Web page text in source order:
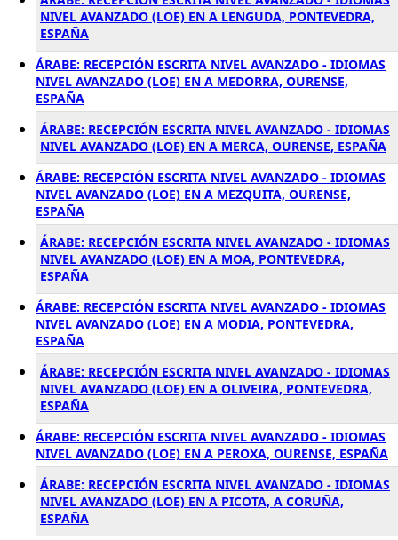
NIVEL AVANZADO (LOE) EN A LENGUDA, PONTEVEDRA,
ESPAÑA
ÁRABE: RECEPCIÓN ESCRITA NIVEL AVANZADO - IDIOMAS
NIVEL AVANZADO (LOE) EN A MEDORRA, OURENSE,
ESPAÑA
ÁRABE: RECEPCIÓN ESCRITA NIVEL AVANZADO - IDIOMAS
NIVEL AVANZADO (LOE) EN A MERCA, OURENSE, ESPAÑA
ÁRABE: RECEPCIÓN ESCRITA NIVEL AVANZADO - IDIOMAS
NIVEL AVANZADO (LOE) EN A MEZQUITA, OURENSE,
ESPAÑA
ÁRABE: RECEPCIÓN ESCRITA NIVEL AVANZADO - IDIOMAS
NIVEL AVANZADO (LOE) EN A MOA, PONTEVEDRA,
ESPAÑA
ÁRABE: RECEPCIÓN ESCRITA NIVEL AVANZADO - IDIOMAS
NIVEL AVANZADO (LOE) EN A MODIA, PONTEVEDRA,
ESPAÑA
ÁRABE: RECEPCIÓN ESCRITA NIVEL AVANZADO - IDIOMAS
NIVEL AVANZADO (LOE) EN A OLIVEIRA, PONTEVEDRA,
ESPAÑA
ÁRABE: RECEPCIÓN ESCRITA NIVEL AVANZADO - IDIOMAS
NIVEL AVANZADO (LOE) EN A PEROXA, OURENSE, ESPAÑA
ÁRABE: RECEPCIÓN ESCRITA NIVEL AVANZADO - IDIOMAS
NIVEL AVANZADO (LOE) EN A PICOTA, A CORUÑA,
ESPAÑA